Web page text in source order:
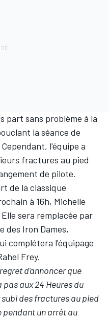
part sans problème à la
la séance de
l'équipe a
fractures au pied
de pilote.
de la classique
à 16h, Michelle
sera remplacée par
des Iron Dames,
complétera l'équipage
Frey.
d'annoncer que
aux 24 Heures du
des fractures au pied
pendant un arrêt au